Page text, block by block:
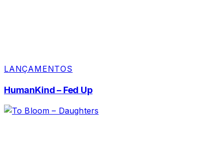
LANÇAMENTOS
HumanKind – Fed Up